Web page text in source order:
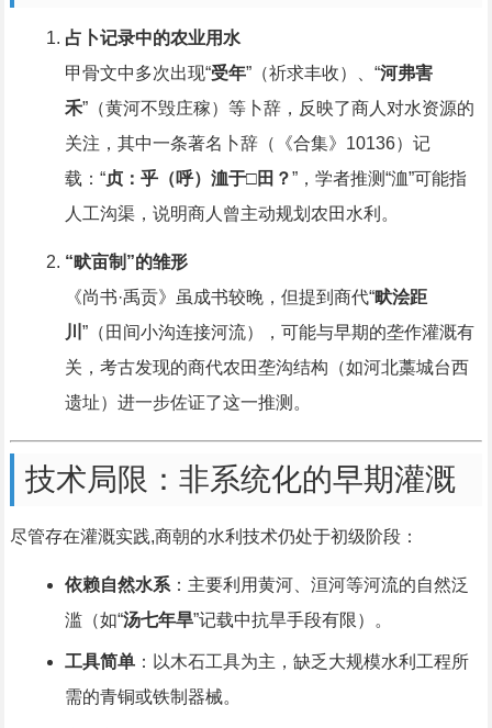
占卜记录中的农业用水
甲骨文中多次出现“受年”（祈求丰收）、“河弗害
禾”（黄河不毁庄稼）等卜辞，反映了商人对水资源的
关注，其中一条著名卜辞（《合集》10136）记
载：“贞：乎（呼）洫于□田？”，学者推测“洫”可能指
人工沟渠，说明商人曾主动规划农田水利。
“畎亩制”的雏形
《尚书·禹贡》虽成书较晚，但提到商代“畎浍距
川 ”（田间小沟连接河流），可能与早期的垄作灌溉有
关，考古发现的商代农田垄沟结构（如河北藁城台西
遗址）进一步佐证了这一推测。
技术局限：非系统化的早期灌溉
尽管存在灌溉实践,商朝的水利技术仍处于初级阶段：
依赖自然水系：主要利用黄河、洹河等河流的自然泛
滥（如“汤七年旱”记载中抗旱手段有限）。
工具简单：以木石工具为主，缺乏大规模水利工程所
需的青铜或铁制器械。